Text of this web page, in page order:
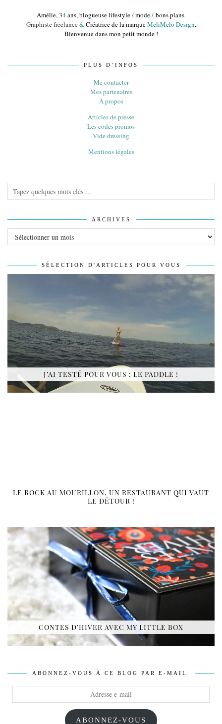
Amélie, 34ans, blogueuse lifestyle/mode/bons plans.
Graphiste freelance&Créatrice de la marqueMeliMelo Design.
Bienvenue dans mon petit monde !
PLUS D’INFOS
Me contacter
Mes partenaires
À propos
Articles de presse
Les codes promos
Vide dressing
Mentions légales
ARCHIVES
SÉLECTION D'ARTICLES POUR VOUS
J’AI TESTÉ POUR VOUS : LE PADDLE !
LE ROCK AU MOURILLON, UN RESTAURANT QUI VAUT
LE DÉTOUR !
CONTES D’HIVER AVEC MY LITTLE BOX
ABONNEZ-VOUS À CE BLOG PAR E-MAIL.
ABONNEZ-VOUS